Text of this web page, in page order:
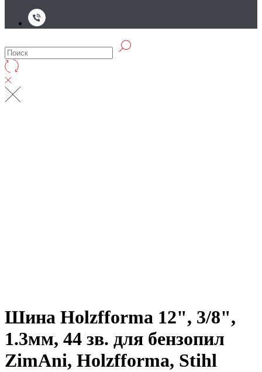
Шина Holzfforma 12", 3/8",
1.3мм, 44 зв. для бензопил
ZimAni, Holzfforma, Stihl